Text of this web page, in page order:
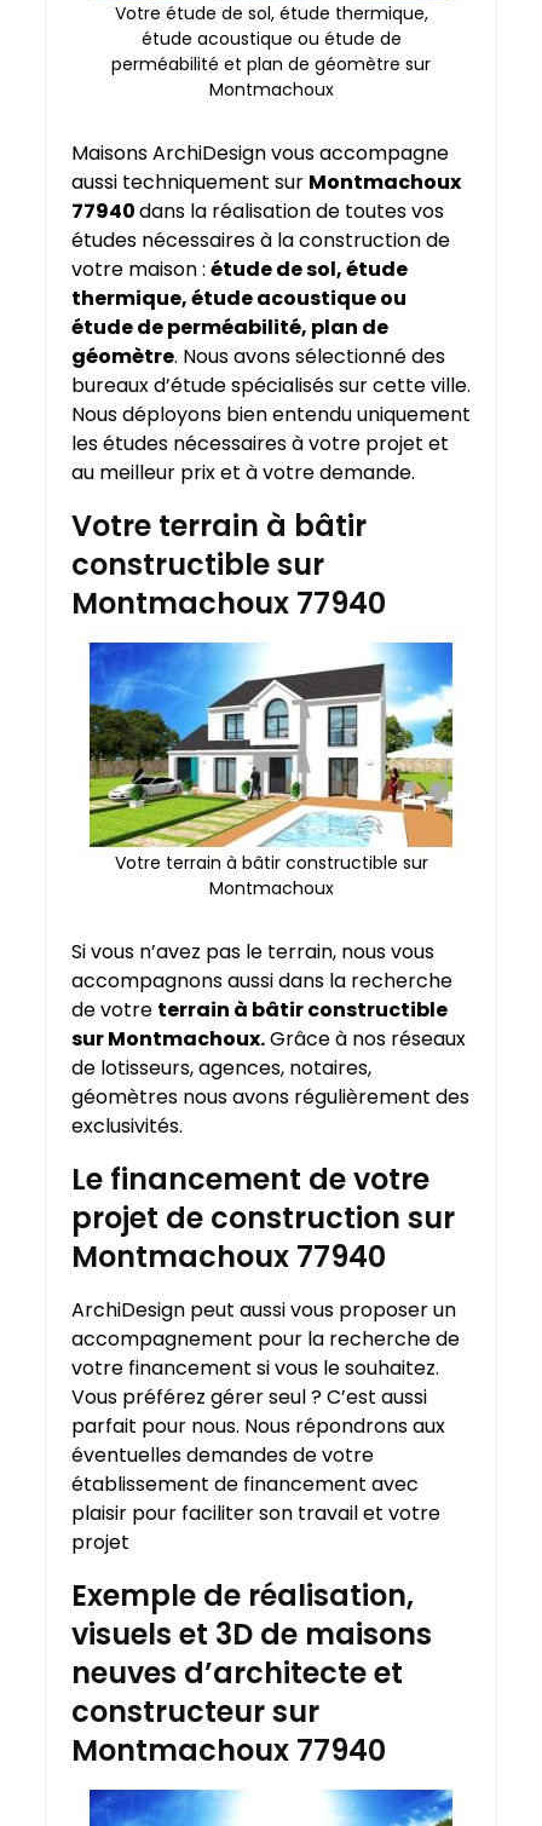
Votre étude de sol, étude thermique,
étude acoustique ou étude de
perméabilité et plan de géomètre sur
Montmachoux
Maisons ArchiDesign vous accompagne
aussi techniquement sur Montmachoux
77940dans la réalisation de toutes vos
études nécessaires à la construction de
votre maison : étude de sol, étude
thermique, étude acoustique ou
étude de perméabilité, plan de
géomètre. Nous avons sélectionné des
bureaux d’étude spécialisés sur cette ville.
Nous déployons bien entendu uniquement
les études nécessaires à votre projet et
au meilleur prix et à votre demande.
Votre terrain à bâtir
constructible sur
Montmachoux 77940
Votre terrain à bâtir constructible sur
Montmachoux
Si vous n’avez pas le terrain, nous vous
accompagnons aussi dans la recherche
de votre terrain à bâtir constructible
sur Montmachoux.Grâce à nos réseaux
de lotisseurs, agences, notaires,
géomètres nous avons régulièrement des
exclusivités.
Le financement de votre
projet de construction sur
Montmachoux 77940
ArchiDesign peut aussi vous proposer un
accompagnement pour la recherche de
votre financement si vous le souhaitez.
Vous préférez gérer seul ? C’est aussi
parfait pour nous. Nous répondrons aux
éventuelles demandes de votre
établissement de financement avec
plaisir pour faciliter son travail et votre
projet
Exemple de réalisation,
visuels et 3D de maisons
neuves d’architecte et
constructeur sur
Montmachoux 77940